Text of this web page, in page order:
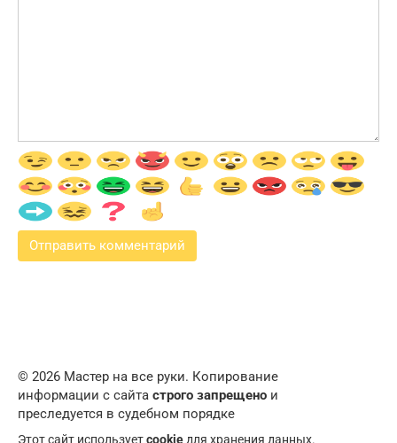
© 2026 Мастер на все руки. Копирование
информации с сайта строго запрещено и
преследуется в судебном порядке
Этот сайт используетcookie для хранения данных.